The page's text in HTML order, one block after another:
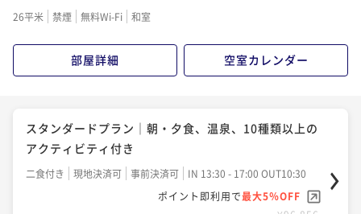
¥136,400~
2名 ¥ 129,580 ~
26平米 禁煙 無料Wi-Fi 和室
部屋詳細 空室カレンダー
スタンダードプラン｜朝・夕食、温泉、10種類以上の
アクティビティ付き
二食付き 現地決済可 事前決済可
IN 13:30 - 17:00 OUT10:30
ポイント即利用で最大5％OFF